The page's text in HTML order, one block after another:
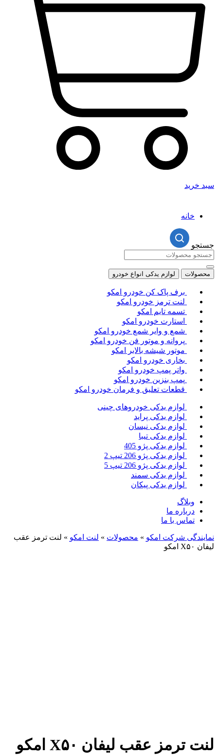
سبد خرید
خانه
جستجو
محصولات لوازم یدکی انواع خودرو
برف پاک کن خودرو امکو
لنت ترمز خودرو امکو
تسمه تایم امکو
استارت خودرو امکو
شمع و وایر شمع خودرو امکو
پروانه و موتور فن خودرو امکو
موتور شیشه بالابر امکو
بخاری خودرو امکو
واتر پمپ خودرو امکو
پمپ بنزین خودرو امکو
قطعات تعلیق و فرمان خودرو امکو
لوازم یدکی خودروهای چینی
لوازم یدکی پراید
لوازم یدکی نیسان
لوازم یدکی تیبا
لوازم یدکی پژو 405
لوازم یدکی پژو 206 تیپ 2
لوازم یدکی پژو 206 تیپ 5
لوازم یدکی سمند
لوازم یدکی پیکان
وبلاگ
درباره ما
تماس با ما
نمایندگی شرکت امکو » محصولات » لنت امکو » لنت ترمز عقب
لیفان X۵۰ امکو
لنت ترمز عقب لیفان X۵۰ امکو